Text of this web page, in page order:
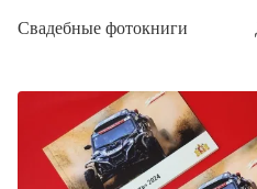
Свадебные фотокниги